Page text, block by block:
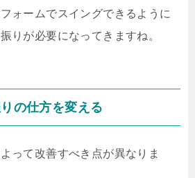
ォームでスイングできるように
りが必要になってきますね。
の仕方を変える
って改善すべき点が異なりま